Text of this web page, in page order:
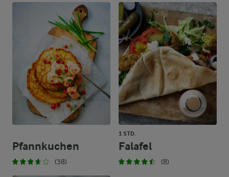
Pfannkuchen
(38)
1 STD.
Falafel
(8)